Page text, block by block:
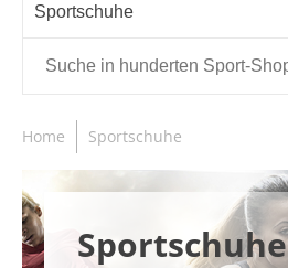
Sportschuhe
Home Sportschuhe
Sportschuhe